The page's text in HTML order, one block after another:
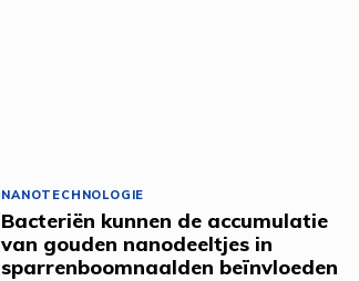
NANOTECHNOLOGIE
Bacteriën kunnen de accumulatie
van gouden nanodeeltjes in
sparrenboomnaalden beïnvloeden